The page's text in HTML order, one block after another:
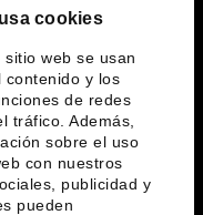
cookies
web se usan
contenido y los
de redes
tráfico. Además,
sobre el uso
con nuestros
publicidad y
pueden